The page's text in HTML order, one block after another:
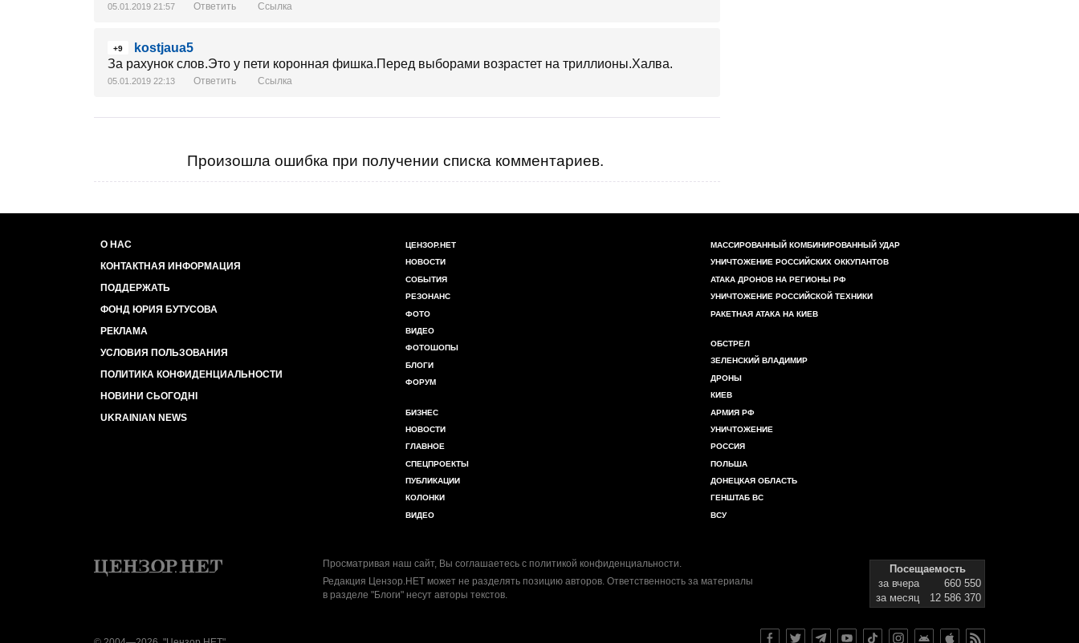
05.01.2019 21:57 Ответить Ссылка
+9
kostjaua5
За рахунок слов.Это у пети коронная фишка.Перед выборами возрастет на триллионы.Халва.
05.01.2019 22:13 Ответить Ссылка
Произошла ошибка при получении списка комментариев.
О НАС
КОНТАКТНАЯ ИНФОРМАЦИЯ
ПОДДЕРЖАТЬ
ФОНД ЮРИЯ БУТУСОВА
РЕКЛАМА
УСЛОВИЯ ПОЛЬЗОВАНИЯ
ПОЛИТИКА КОНФИДЕНЦИАЛЬНОСТИ
НОВИНИ СЬОГОДНІ
UKRAINIAN NEWS
ЦЕНЗОР.НЕТ
НОВОСТИ
СОБЫТИЯ
РЕЗОНАНС
ФОТО
ВИДЕО
ФОТОШОПЫ
БЛОГИ
ФОРУМ
БИЗНЕС
НОВОСТИ
ГЛАВНОЕ
СПЕЦПРОЕКТЫ
ПУБЛИКАЦИИ
КОЛОНКИ
ВИДЕО
МАССИРОВАННЫЙ КОМБИНИРОВАННЫЙ УДАР
УНИЧТОЖЕНИЕ РОССИЙСКИХ ОККУПАНТОВ
АТАКА ДРОНОВ НА РЕГИОНЫ РФ
УНИЧТОЖЕНИЕ РОССИЙСКОЙ ТЕХНИКИ
РАКЕТНАЯ АТАКА НА КИЕВ
ОБСТРЕЛ
ЗЕЛЕНСКИЙ ВЛАДИМИР
ДРОНЫ
КИЕВ
АРМИЯ РФ
УНИЧТОЖЕНИЕ
РОССИЯ
ПОЛЬША
ДОНЕЦКАЯ ОБЛАСТЬ
ГЕНШТАБ ВС
ВСУ
Просматривая наш сайт, Вы соглашаетесь с политикой конфиденциальности.
Редакция Цензор.НЕТ может не разделять позицию авторов. Ответственность за материалы
в разделе "Блоги" несут авторы текстов.
Посещаемость
за вчера
660 550
за месяц
12 586 370